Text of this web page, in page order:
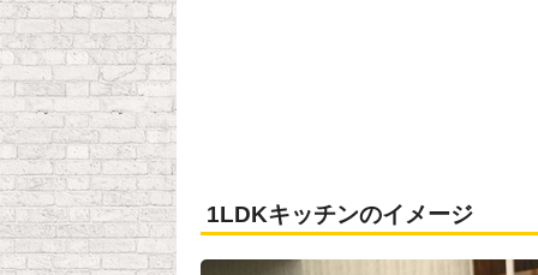
1LDKキッチンのイメージ